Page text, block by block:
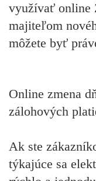
využívať online
majiteľom
môžete byť
Online zmena
zálohových
Ak ste
týkajúce sa